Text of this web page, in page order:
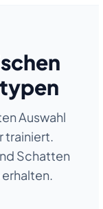
Auswahl
trainiert.
Schatten